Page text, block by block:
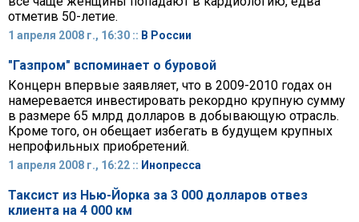
отметив 50-летие.
1 апреля 2008 г., 16:30 :: В России
"Газпром" вспоминает о буровой
Концерн впервые заявляет, что в 2009-2010 годах он
намеревается инвестировать рекордно крупную сумму
в размере 65 млрд долларов в добывающую отрасль.
Кроме того, он обещает избегать в будущем крупных
непрофильных приобретений.
1 апреля 2008 г., 16:22 :: Инопресса
Таксист из Нью-Йорка за 3 000 долларов отвез
клиента на 4 000 км